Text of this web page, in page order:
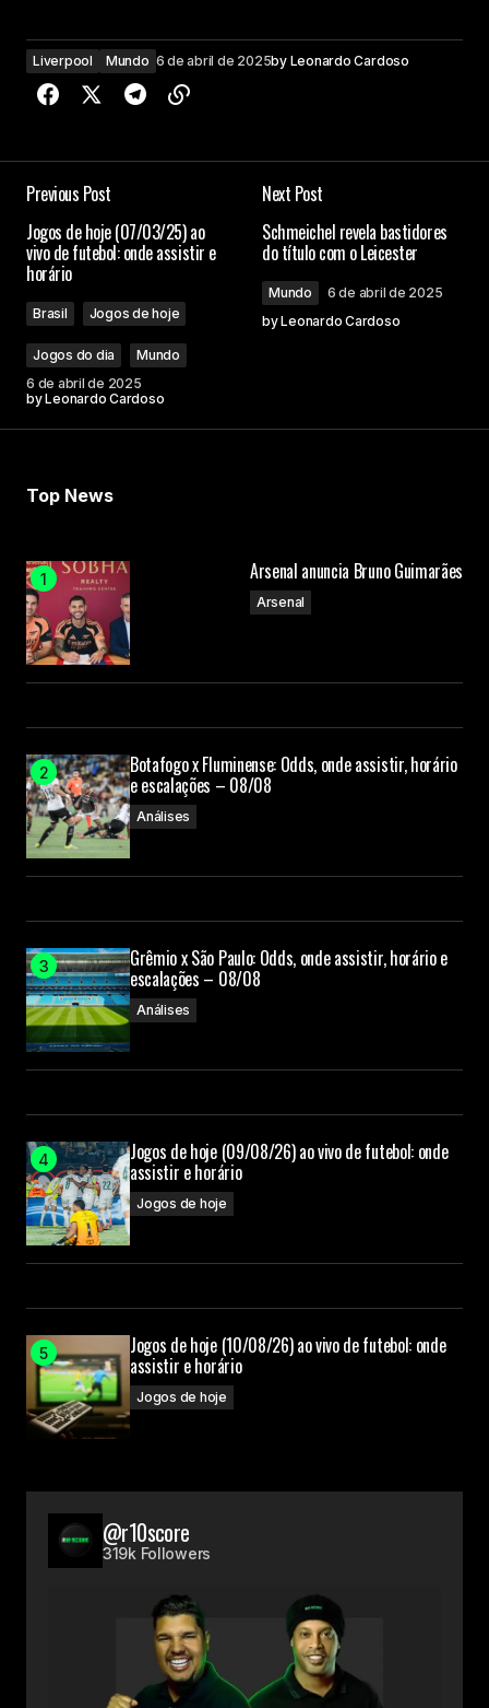
Liverpool Mundo 6 de abril de 2025by Leonardo Cardoso
Previous Post
Jogos de hoje (07/03/25) ao
vivo de futebol: onde assistir e
horário
Brasil Jogos de hoje
Jogos do dia
Mundo
6 de abril de 2025
byLeonardo Cardoso
Next Post
Schmeichel revela bastidores
do título com o Leicester
Mundo
6 de abril de 2025
byLeonardo Cardoso
Top News
Arsenal anuncia Bruno Guimarães
Arsenal
Botafogo x Fluminense: Odds, onde assistir, horário
e escalações – 08/08
Análises
Grêmio x São Paulo: Odds, onde assistir, horário e
escalações – 08/08
Análises
Jogos de hoje (09/08/26) ao vivo de futebol: onde
assistir e horário
Jogos de hoje
Jogos de hoje (10/08/26) ao vivo de futebol: onde
assistir e horário
Jogos de hoje
@r10score
319k Followers